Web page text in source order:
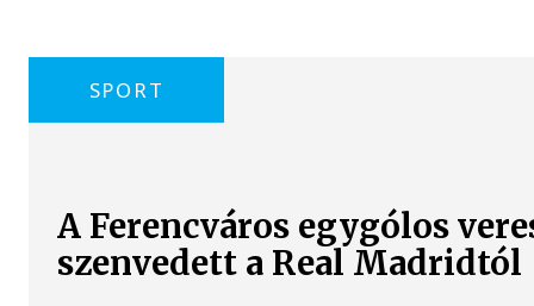
SPORT
A Ferencváros egygólos
szenvedett a Real Madridtól